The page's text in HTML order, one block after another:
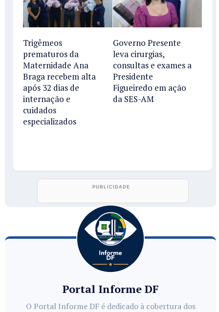
Trigêmeos
prematuros da
Maternidade Ana
Braga recebem alta
após 32 dias de
internação e
cuidados
especializados
Governo Presente
leva cirurgias,
consultas e exames a
Presidente
Figueiredo em ação
da SES-AM
Portal Informe DF
O Portal Informe DF é dedicado à cobertura dos